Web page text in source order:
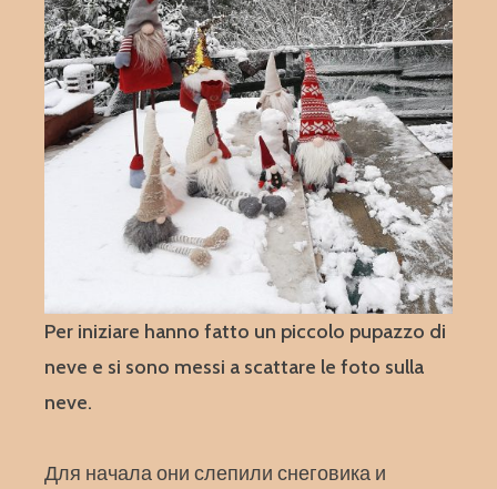
Per iniziare hanno fatto un piccolo pupazzo di
neve e si sono messi a scattare le foto sulla
neve.
Для начала они слепили снеговика и